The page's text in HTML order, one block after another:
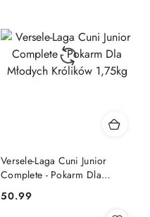
Versele-Laga Cuni Junior
Complete - Pokarm Dla
Cena:
50.99